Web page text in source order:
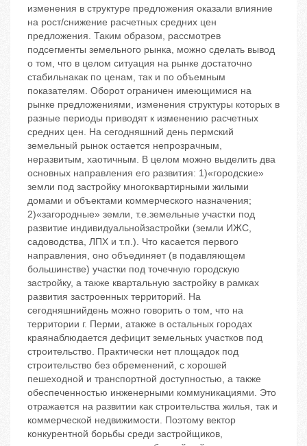
изменения в структуре предложения оказали влияние
на рост/снижение расчетных средних цен
предложения. Таким образом, рассмотрев
подсегменты земельного рынка, можно сделать вывод
о том, что в целом ситуация на рынке достаточно
стабильнакак по ценам, так и по объемным
показателям. Оборот ограничен имеющимися на
рынке предложениями, изменения структуры которых в
разные периоды приводят к изменению расчетных
средних цен. На сегодняшний день пермский
земельный рынок остается непрозрачным,
неразвитым, хаотичным. В целом можно выделить два
основных направления его развития: 1)«городские»
земли под застройку многоквартирными жилыми
домами и объектами коммерческого назначения;
2)«загородные» земли, т.е.земельные участки под
развитие индивидуальнойзастройки (земли ИЖС,
садоводства, ЛПХ и т.п.). Что касается первого
направления, оно объединяет (в подавляющем
большинстве) участки под точечную городскую
застройку, а также квартальную застройку в рамках
развития застроенных территорий. На
сегодняшнийдень можно говорить о том, что на
территории г. Перми, атакже в остальных городах
краянаблюдается дефицит земельных участков под
строительство. Практически нет площадок под
строительство без обременений, с хорошей
пешеходной и транспортной доступностью, а также
обеспеченностью инженерными коммуникациями. Это
отражается на развитии как строительства жилья, так и
коммерческой недвижимости. Поэтому вектор
конкурентной борьбы среди застройщиков,